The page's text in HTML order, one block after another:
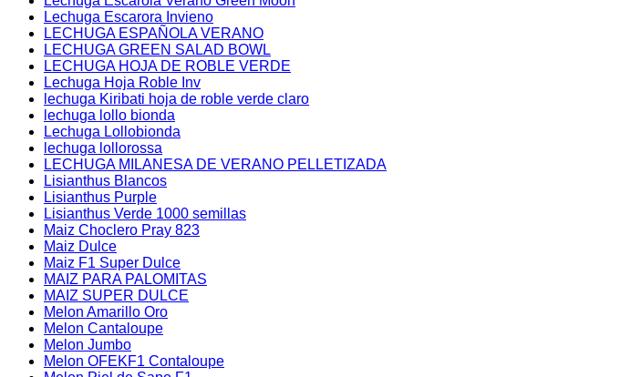
Lechuga Escarora Invieno
LECHUGA ESPAÑOLA VERANO
LECHUGA GREEN SALAD BOWL
LECHUGA HOJA DE ROBLE VERDE
Lechuga Hoja Roble Inv
lechuga Kiribati hoja de roble verde claro
lechuga lollo bionda
Lechuga Lollobionda
lechuga lollorossa
LECHUGA MILANESA DE VERANO PELLETIZADA
Lisianthus Blancos
Lisianthus Purple
Lisianthus Verde 1000 semillas
Maiz Choclero Pray 823
Maiz Dulce
Maiz F1 Super Dulce
MAIZ PARA PALOMITAS
MAIZ SUPER DULCE
Melon Amarillo Oro
Melon Cantaloupe
Melon Jumbo
Melon OFEKF1 Contaloupe